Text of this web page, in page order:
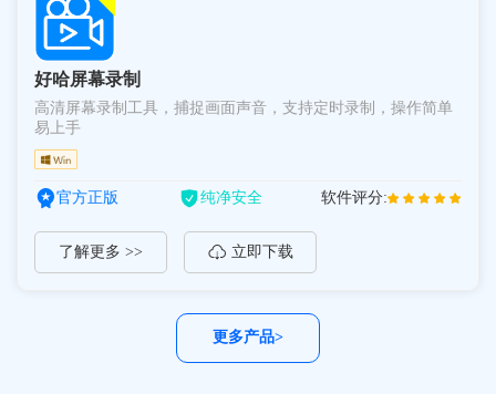
好哈屏幕录制
高清屏幕录制工具，捕捉画面声音，支持定时录制，操作简单
易上手
官方正版 纯净安全 软件评分:
了解更多 >> 立即下载
更多产品>